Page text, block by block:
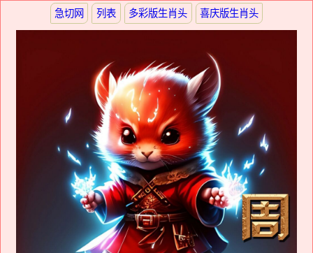
急切网 列表 多彩版生肖头 喜庆版生肖头